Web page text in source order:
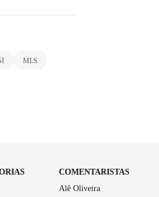
MLS
COMENTARISTAS
Alê Oliveira